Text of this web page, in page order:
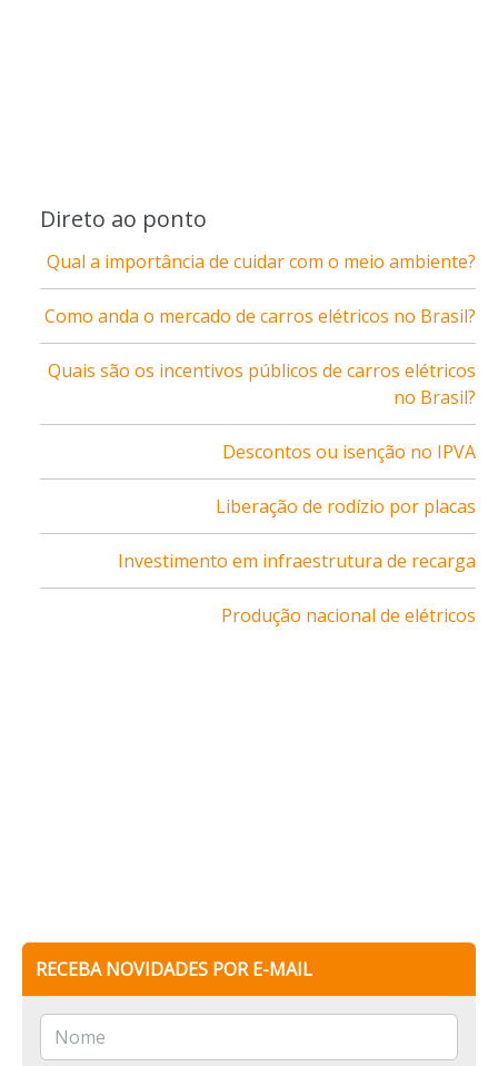
Direto ao ponto
Qual a importância de cuidar com o meio ambiente?
Como anda o mercado de carros elétricos no Brasil?
Quais são os incentivos públicos de carros elétricos
no Brasil?
Descontos ou isenção no IPVA
Liberação de rodízio por placas
Investimento em infraestrutura de recarga
Produção nacional de elétricos
RECEBA NOVIDADES POR E-MAIL